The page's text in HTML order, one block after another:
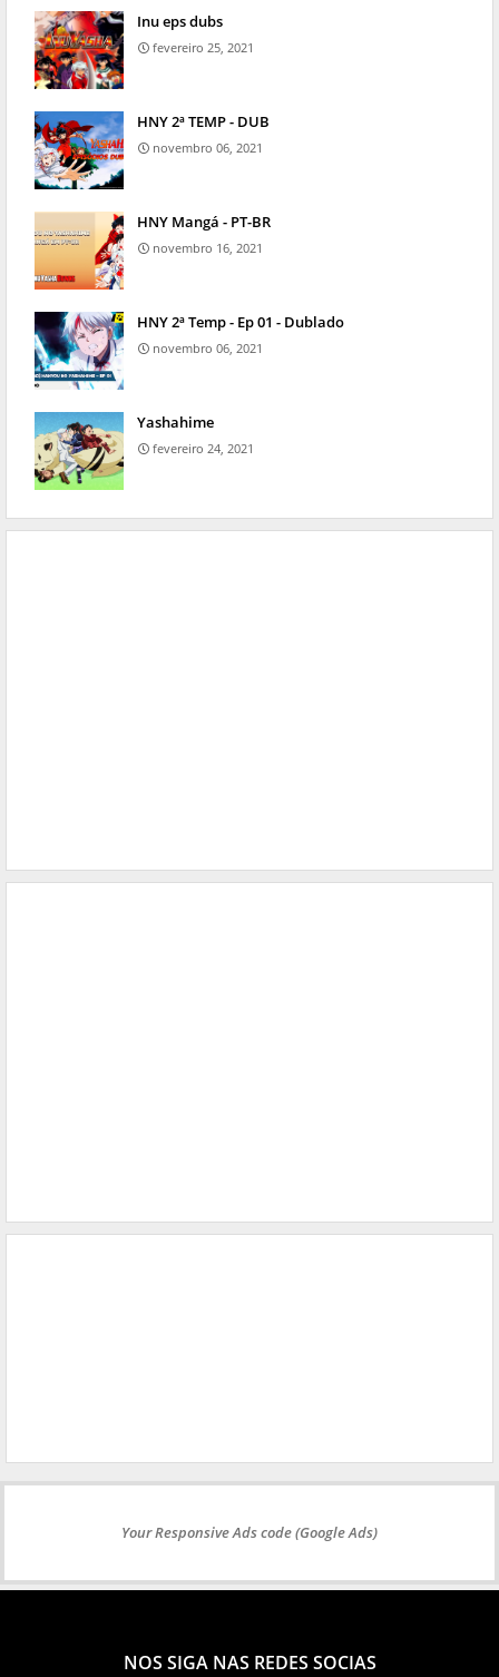
Inu eps dubs
fevereiro 25, 2021
HNY 2ª TEMP - DUB
novembro 06, 2021
HNY Mangá - PT-BR
novembro 16, 2021
HNY 2ª Temp - Ep 01 - Dublado
novembro 06, 2021
Yashahime
fevereiro 24, 2021
Your Responsive Ads code (Google Ads)
NOS SIGA NAS REDES SOCIAS